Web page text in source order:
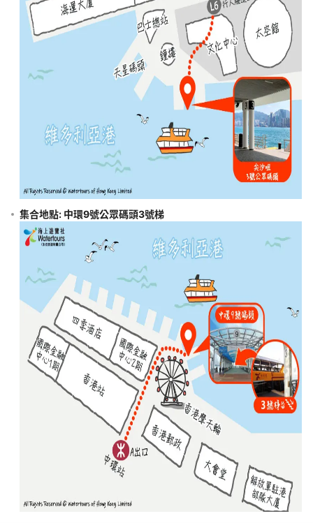
4:00PM 尖沙咀3號公眾碼頭(別稱:九龍公眾碼頭3號梯台) 等候(準時
4:10PM開船)/ 4:10PM 中環9號公眾碼頭3號梯 等候(準時於
船)。
由於登船地點為公眾碼頭，永安號只可臨時停靠，登船時間比較短
請提早10分鐘到達碼頭。 碼頭現時未有服務櫃台，提早到達的客人
不用着急，船會準時停靠碼頭，請耐心等候!
有關惡劣天氣安排： -如出發當天 2:10PM 仍然懸掛8號或以上颱風
號，或黑色暴雨信號，或經天文台預報有關信號將於未來2小時內懸
掛。 團隊將會取消； -於出發後，如天文台懸掛8號颱風信號或黑色
雨信號，繼後行程將立即取消並回航；所繳交之團費將不獲發還。(
註：因應天氣及海面情況，船長對應否繼續航行具最終決定權。)
服務由海上遊覽社香港有限公司提供 (牌照號碼:352518); 如有任何
參照海上遊覽社為準。(海上遊覽社網址:
https://www.watertours.com.hk/TermsAndConditions/
集合地點: 中環9號公眾碼頭3號梯